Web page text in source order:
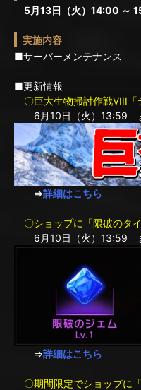
5月13日（火）14:00 ～
実施内容
■サーバーメンテナンス
■更新情報
〇巨大生物掃討作戦VIII
6月10日（火）13:59 ま
⇒詳細はこちら
〇ショップに「限破のタ
6月10日（火）13:59 ま
⇒詳細はこちら
〇期間限定でショップに